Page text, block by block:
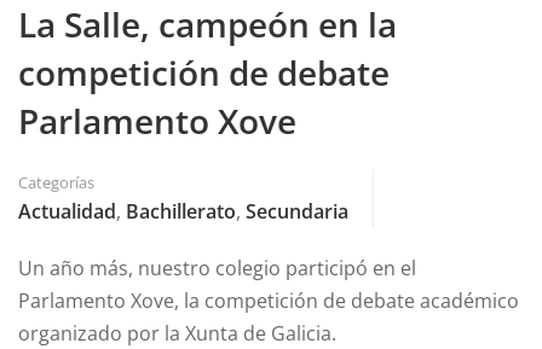
La Salle, campeón en la
competición de debate
Parlamento Xove
Categorías
Actualidad, Bachillerato, Secundaria
Un año más, nuestro colegio participó en el
Parlamento Xove, la competición de debate académico
organizado por la Xunta de Galicia.